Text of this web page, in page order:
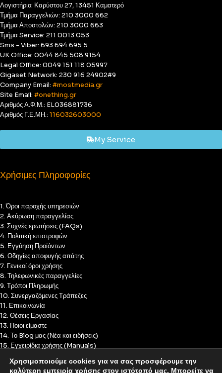
Λογιστήριο: Καρύστου 27, 13451 Καματερό
Τμήμα Παραγγελιών: 210 3000 662
Τμήμα Αποστολών: 210 3000 663
Τμήμα Service: 211 0013 053
Sms - Viber: 693 694 695 5
UK Office: 0044 845 508 9154
Legal Office: 0049 151 118 05997
Gigaset Network: 230 916 24902#9
Company Email: #mostmedia.gr
Site Email: #onething.gr
Αριθμός Α.Φ.Μ.: EL036881736
Αριθμός Γ.Ε.ΜΗ.: 116032603000
My Service
Χρήσιμες Πληροφορίες
1. Όροι παροχής υπηρεσιών
2. Ακύρωση παραγγελίας
3. Συχνές ερωτήσεις (FAQs)
4. Πολιτική επιστροφών
5. Εγγύηση Προϊόντων
6. Οδηγίες αποφυγής απάτης
7. Γενικοί όροι χρήσης
8. Τηλεφωνικές παραγγελίες
9. Τρόποι Πληρωμής
10. Συνεργαζόμενες Τράπεζες
11. Επικοινωνία
12. Θέσεις Εργασίας
13. Ποιοι είμαστε
14. Το Blog μας (Νέα και ειδήσεις)
15. Εγχειρίδια χρήσης (Manuals)
17. Πολιτική Cookies
Χρησιμοποιούμε cookies για να σας προσφέρουμε την
καλύτερη εμπειρία χρήσης στον ιστότοπό μας. Μπορείτε να